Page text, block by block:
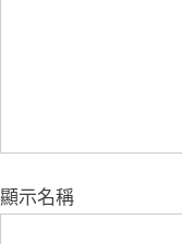
顯示名稱